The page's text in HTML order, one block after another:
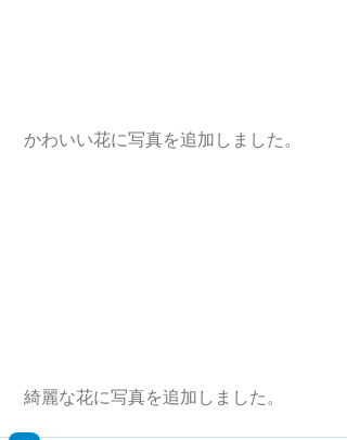
かわいい花に写真を追加しました。
綺麗な花に写真を追加しました。